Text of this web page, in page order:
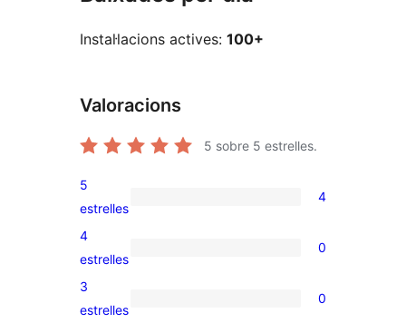
Instal·lacions actives: 100+
Valoracions
5 sobre 5 estrelles.
4
valoracions
de
5
estrelles
4
0
valoracions
de
4
estrelles
0
0
3
estrelles
0